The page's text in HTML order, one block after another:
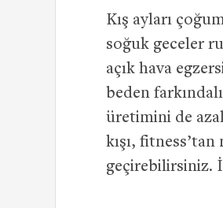
Kış ayları
soğuk geceler
açık hava
beden
üretimini de
kışı,
geçirebilirsiniz.